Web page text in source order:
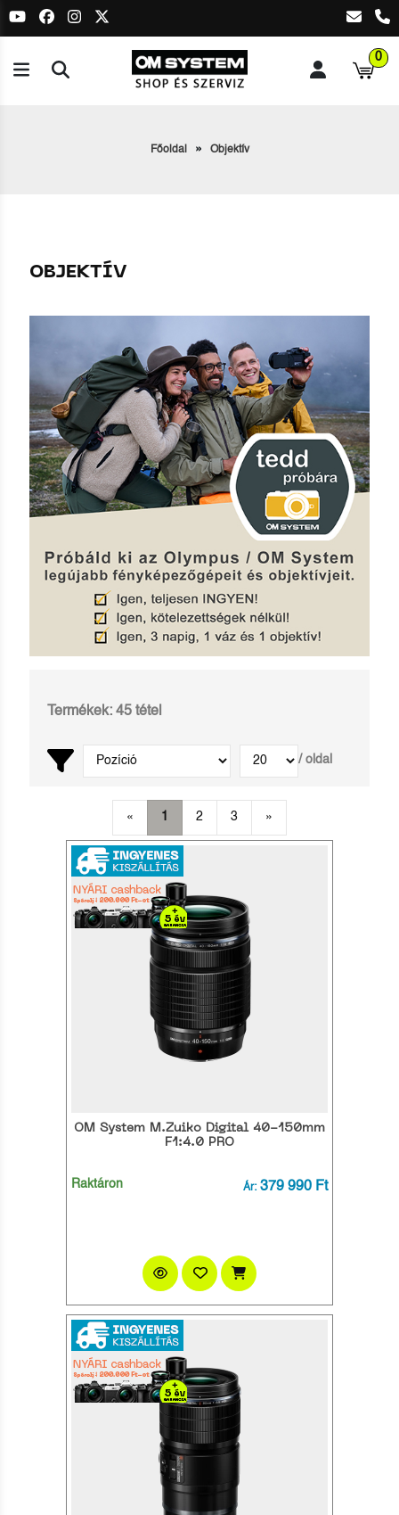
0
Főoldal Objektív
OBJEKTÍV
Termékek: 45 tétel
/ oldal
« 1 2 3 »
OM System M.Zuiko Digital 40-150mm
F1:4.0 PRO
Raktáron Ár: 379 990 Ft